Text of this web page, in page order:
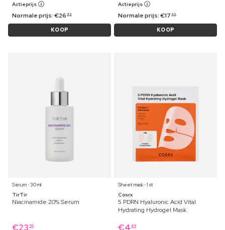
Actieprijs
Normale prijs:€26 49
KOOP
Actieprijs
Normale prijs:€17 49
KOOP
Serum ⋅ 30 ml
TirTir
Niacinamide 20% Serum
€23 59
Sheet mask ⋅ 1 st
Cosrx
5 PDRN Hyaluronic Acid Vital
Hydrating Hydrogel Mask
€4 89